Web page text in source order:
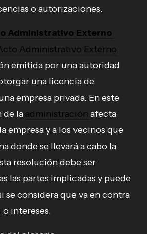
o autorizaciones.
Administrativo Externo
Administrativo Externo
emitida por una autoridad
una licencia de
empresa privada. En este
de la administración afecta
empresa y a los vecinos que
donde se llevará a cabo la
resolución debe ser
las partes implicadas y puede
se considera que va en contra
o intereses.